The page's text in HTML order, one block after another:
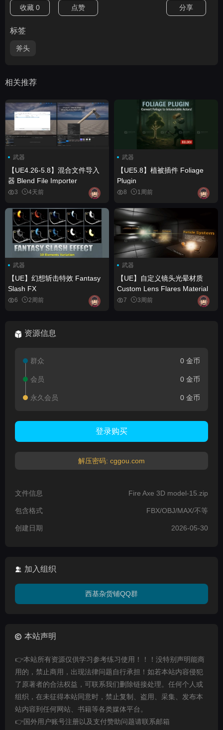
收藏 0 点赞 分享
标签
斧头
相关推荐
武器
【UE4.26-5.8】混合文件导入
器 Blend File Importer
3 4天前
武器
【UE5.8】植被插件 Foliage
Plugin
8 1周前
武器
【UE】幻想斩击特效 Fantasy
Slash FX
6 2周前
武器
【UE】自定义镜头光晕材质
Custom Lens Flares Material
7 3周前
资源信息
群众 0 金币
会员 0 金币
永久会员 0 金币
登录购买
解压密码: cggou.com
文件信息 Fire Axe 3D model-15.zip
包含格式 FBX/OBJ/MAX/不等
创建日期 2026-05-30
加入组织
西基杂货铺QQ群
本站声明
👉本站所有资源仅供学习参考练习使用！！！没特别声明能商
用的，禁止商用，出现法律问题自行承担！如若本站内容侵犯
了原著者的合法权益，可联系我们删除链接处理。任何个人或
组织，在未征得本站同意时，禁止复制、盗用、采集、发布本
站内容到任何网站、书籍等各类媒体平台。
👉国外用户账号注册以及支付赞助问题请联系邮箱